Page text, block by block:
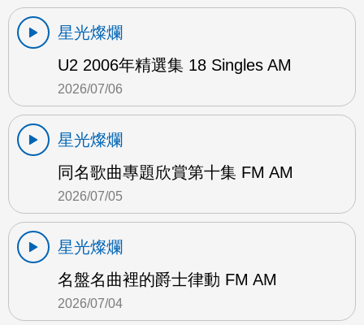
星光燦爛
U2 2006年精選集 18 Singles AM
2026/07/06
星光燦爛
同名歌曲專題欣賞第十集 FM AM
2026/07/05
星光燦爛
名盤名曲裡的爵士律動 FM AM
2026/07/04